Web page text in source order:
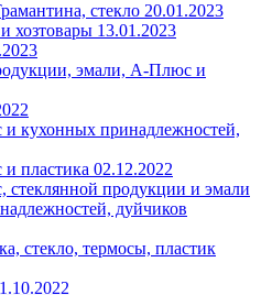
стекло 20.01.2023
хозтовары 13.01.2023
эмали, А-Плюс и
кухонных принадлежностей,
пластика 02.12.2022
продукции и эмали
дуйчиков
стекло, термосы, пластик